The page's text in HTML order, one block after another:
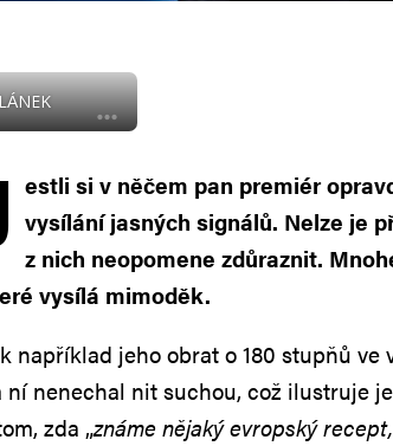
estli si v něčem pan premiér
vysílání jasných signálů. Nelze je
z nich neopomene zdůraznit.
vysílá mimoděk.
například jeho obrat o 180 stupňů ve
ní nenechal nit suchou, což ilustruje
zda „známe nějaký evropský